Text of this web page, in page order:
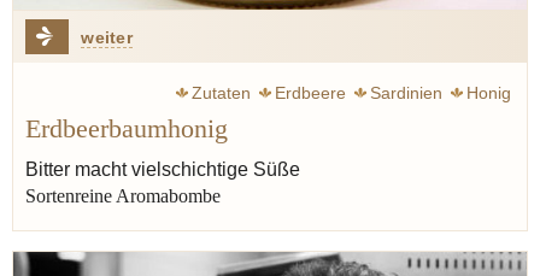
weiter
Zutaten Erdbeere Sardinien Honig
Erdbeerbaumhonig
Bitter macht vielschichtige Süße
Sortenreine Aromabombe